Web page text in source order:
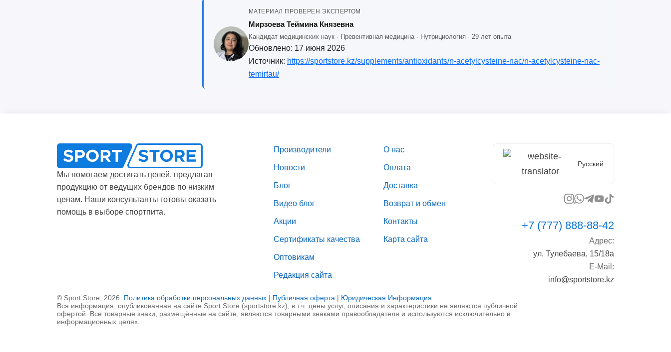
МАТЕРИАЛ ПРОВЕРЕН ЭКСПЕРТОМ
Мирзоева Теймина Князевна
Кандидат медицинских наук · Превентивная медицина · Нутрициология · 29 лет опыта
Обновлено: 17 июня 2026
Источник: https://sportstore.kz/supplements/antioxidants/n-acetylcysteine-nac/n-acetylcysteine-nac-
temirtau/
Мы помогаем достигать целей, предлагая
продукцию от ведущих брендов по низким
ценам. Наши консультанты готовы оказать
помощь в выборе спортпита.
Производители
Новости
Блог
Видео блог
Акции
Сертификаты качества
Оптовикам
Редакция сайта
О нас
Оплата
Доставка
Возврат и обмен
Контакты
Карта сайта
Русский
+7 (777) 888-88-42
Адрес:
ул. Тулебаева, 15/18а
E-Mail:
info@sportstore.kz
© Sport Store, 2026. Политика обработки персональных данных| Публичная оферта| Юридическая Информация
Вся информация, опубликованная на сайте Sport Store (sportstore.kz), в т.ч. цены услуг, описания и характеристики не являются публичной
офертой. Все товарные знаки, размещённые на сайте, являются товарными знаками правообладателя и используются исключительно в
информационных целях.